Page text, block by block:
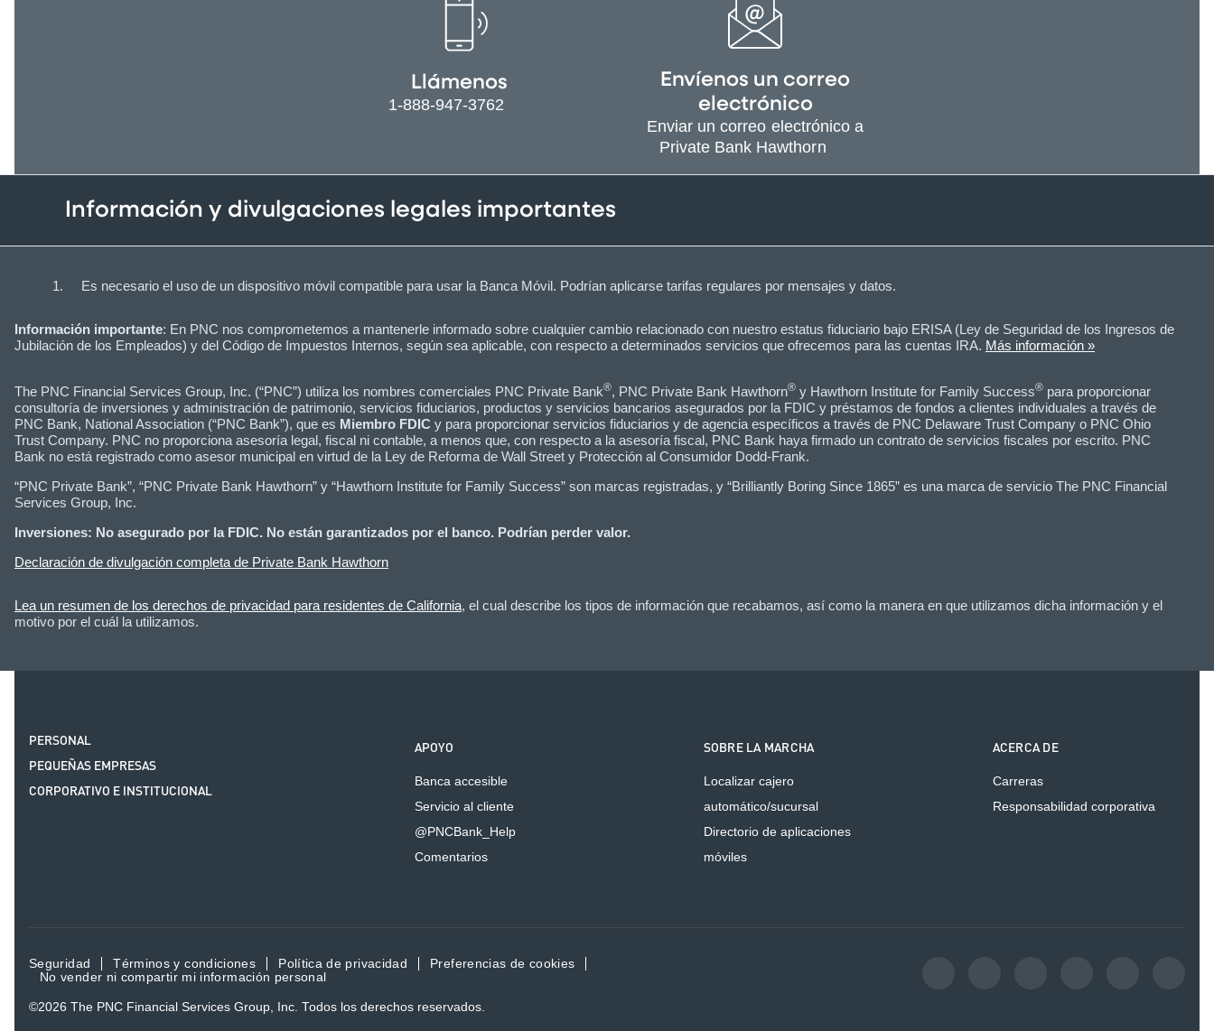
Llámenos
1-888-947-3762
Envíenos un correo
electrónico
Enviar un correo electrónico a
Private Bank Hawthorn
Información y divulgaciones legales importantes
Es necesario el uso de un dispositivo móvil compatible para usar la Banca Móvil. Podrían aplicarse tarifas regulares por mensajes y datos.
Información importante: En PNC nos comprometemos a mantenerle informado sobre cualquier cambio relacionado con nuestro estatus fiduciario bajo ERISA (Ley de Seguridad de los Ingresos de
Jubilación de los Empleados) y del Código de Impuestos Internos, según sea aplicable, con respecto a determinados servicios que ofrecemos para las cuentas IRA. Más información »
The PNC Financial Services Group, Inc. (“PNC”) utiliza los nombres comerciales PNC Private Bank®, PNC Private Bank Hawthorn® y Hawthorn Institute for Family Success® para proporcionar
consultoría de inversiones y administración de patrimonio, servicios fiduciarios, productos y servicios bancarios asegurados por la FDIC y préstamos de fondos a clientes individuales a través de
PNC Bank, National Association (“PNC Bank”), que es Miembro FDIC y para proporcionar servicios fiduciarios y de agencia específicos a través de PNC Delaware Trust Company o PNC Ohio
Trust Company. PNC no proporciona asesoría legal, fiscal ni contable, a menos que, con respecto a la asesoría fiscal, PNC Bank haya firmado un contrato de servicios fiscales por escrito. PNC
Bank no está registrado como asesor municipal en virtud de la Ley de Reforma de Wall Street y Protección al Consumidor Dodd-Frank.
“PNC Private Bank”, “PNC Private Bank Hawthorn” y “Hawthorn Institute for Family Success” son marcas registradas, y “Brilliantly Boring Since 1865” es una marca de servicio The PNC Financial
Services Group, Inc.
Inversiones: No asegurado por la FDIC. No están garantizados por el banco. Podrían perder valor.
Declaración de divulgación completa de Private Bank Hawthorn
Lea un resumen de los derechos de privacidad para residentes de California, el cual describe los tipos de información que recabamos, así como la manera en que utilizamos dicha información y el
motivo por el cuál la utilizamos.
PERSONAL
PEQUEÑAS EMPRESAS
CORPORATIVO E INSTITUCIONAL
APOYO
Banca accesible
Servicio al cliente
@PNCBank_Help
Comentarios
SOBRE LA MARCHA
Localizar cajero
automático/sucursal
Directorio de aplicaciones
móviles
ACERCA DE
Carreras
Responsabilidad corporativa
Seguridad Términos y condiciones Política de privacidad
Preferencias de cookies
No vender ni compartir mi información personal
©2026 The PNC Financial Services Group, Inc. Todos los derechos reservados.